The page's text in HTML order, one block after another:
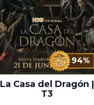
94%
La Casa del Dragón |
T3